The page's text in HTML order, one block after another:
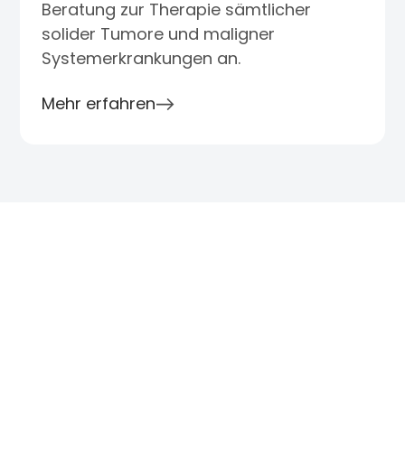
Beratung zur Therapie sämtlicher
solider Tumore und maligner
Systemerkrankungen an.
Mehr erfahren